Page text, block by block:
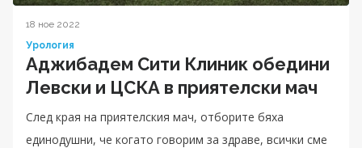
18 ное 2022
Урология
Аджибадем Сити Клиник обедини
Левски и ЦСКА в приятелски мач
След края на приятелския мач, отборите бяха
единодушни, че когато говорим за здраве, всички сме